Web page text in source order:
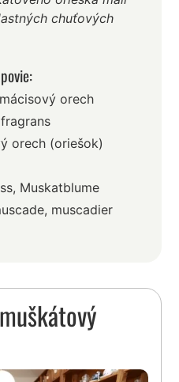
chuťových
orech
orech (oriešok)
Muskatblume
muscadier